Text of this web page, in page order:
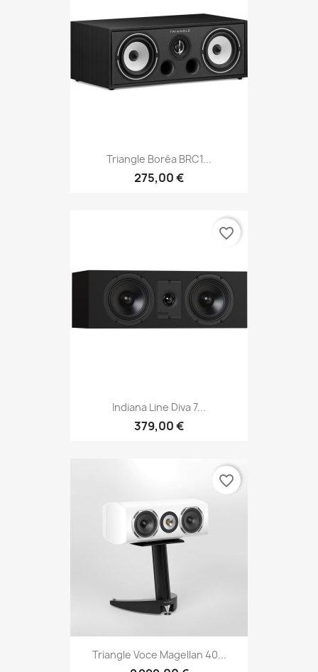
Triangle Boréa BRC1...
275,00 €
Indiana Line Diva 7...
379,00 €
favorite_border
Triangle Voce Magellan 40...
favorite_border